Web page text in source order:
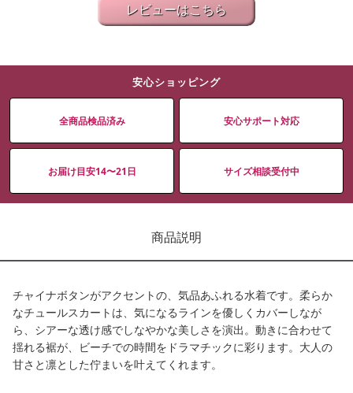
レビューはこちら
安心ショッピング
全商品検品済み 安心サポート対応
お届け目安14〜21日 サイズ相談受付中
商品説明
チャイナボタンがアクセントの、気品あふれる水着です。柔らか
なチュールスカートは、気になるラインを優しくカバーしなが
ら、シアーな透け感でしなやかな美しさを演出。動きに合わせて
揺れる裾が、ビーチでの時間をドラマチックに彩ります。大人の
甘さと凛とした佇まいを叶えてくれます。